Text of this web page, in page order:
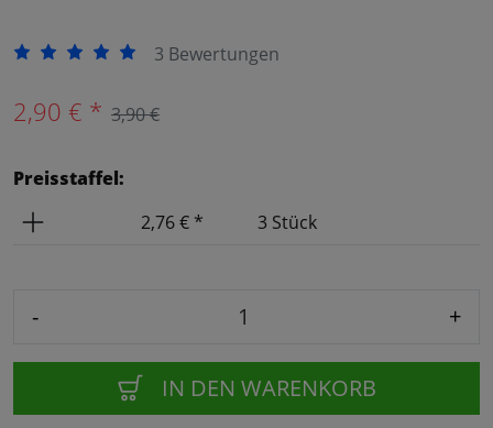
3 Bewertungen
2,90 € * 3,90 €
Preisstaffel:
Preis
Anzahl2,76 € * 3 Stück
- +
IN DEN WARENKORB